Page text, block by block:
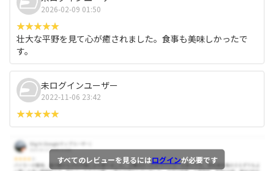
2026-02-09 01:50
壮大な平野を見て心が癒されました。食事も美味しかったで
す。
未ログインユーザー
2022-11-06 23:42
すべてのレビューを見るにはログインが必要です